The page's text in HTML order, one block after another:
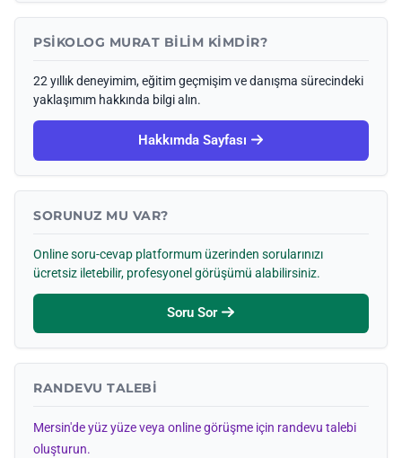
PSIKOLOG MURAT BILIM KIMDIR?
22 yıllık deneyimim, eğitim geçmişim ve danışma sürecindeki
yaklaşımım hakkında bilgi alın.
Hakkımda Sayfası
SORUNUZ MU VAR?
Online soru-cevap platformum üzerinden sorularınızı
ücretsiz iletebilir, profesyonel görüşümü alabilirsiniz.
Soru Sor
RANDEVU TALEBI
Mersin'de yüz yüze veya online görüşme için randevu talebi
oluşturun.